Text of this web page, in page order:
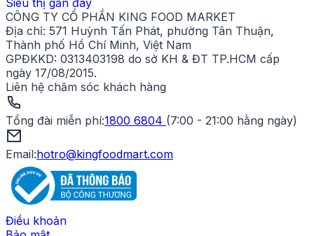
Siêu thị gần đây
CÔNG TY CỔ PHẦN KING FOOD MARKET
Địa chỉ: 571 Huỳnh Tấn Phát, phường Tân Thuận,
Thành phố Hồ Chí Minh, Việt Nam
GPĐKKD: 0313403198 do sở KH & ĐT TP.HCM cấp
ngày 17/08/2015.
Liên hệ chăm sóc khách hàng
Tổng đài miễn phí:1800 6804 (7:00 - 21:00 hằng ngày)
Email:hotro@kingfoodmart.com
Điều khoản